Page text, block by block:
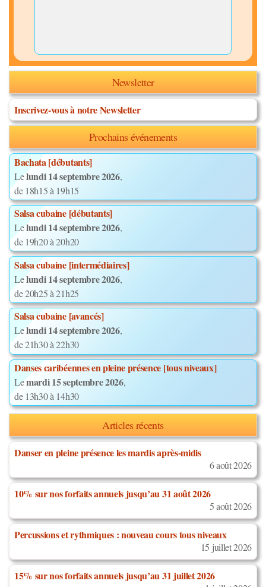
Newsletter
Inscrivez-vous à notre Newsletter
Prochains événements
Bachata [débutants]
Lelundi 14 septembre 2026,
de 18h15 à 19h15
Salsa cubaine [débutants]
Lelundi 14 septembre 2026,
de 19h20 à 20h20
Salsa cubaine [intermédiaires]
Lelundi 14 septembre 2026,
de 20h25 à 21h25
Salsa cubaine [avancés]
Lelundi 14 septembre 2026,
de 21h30 à 22h30
Danses caribéennes en pleine présence [tous niveaux]
Lemardi 15 septembre 2026,
de 13h30 à 14h30
Articles récents
Danser en pleine présence les mardis après-midis
6 août 2026
10% sur nos forfaits annuels jusqu’au 31 août 2026
5 août 2026
Percussions et rythmiques : nouveau cours tous niveaux
15 juillet 2026
15% sur nos forfaits annuels jusqu’au 31 juillet 2026